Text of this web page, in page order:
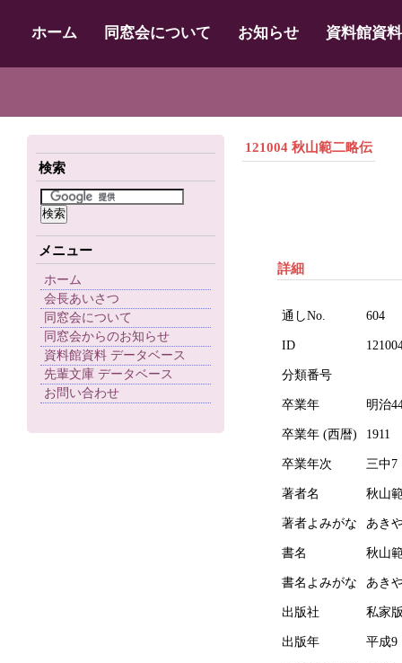
ホーム 同窓会について お知らせ 資料館資
検索
メニュー
ホーム
会長あいさつ
同窓会について
同窓会からのお知らせ
資料館資料 データベース
先輩文庫 データベース
お問い合わせ
121004 秋山範二略伝
詳細
通しNo. 604
ID
分類番号
卒業年 明治
卒業年 (西暦) 1911
卒業年次 三中7
著者名 秋山
著者よみがな あき
書名 秋山
書名よみがな あき
出版社 私家
出版年 平成9